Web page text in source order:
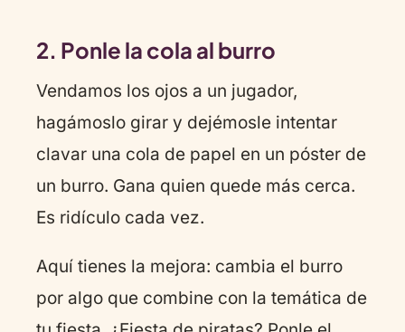
2. Ponle la cola al burro
Vendamos los ojos a un jugador,
hagámoslo girar y dejémosle intentar
clavar una cola de papel en un póster de
un burro. Gana quien quede más cerca.
Es ridículo cada vez.
Aquí tienes la mejora: cambia el burro
por algo que combine con la temática de